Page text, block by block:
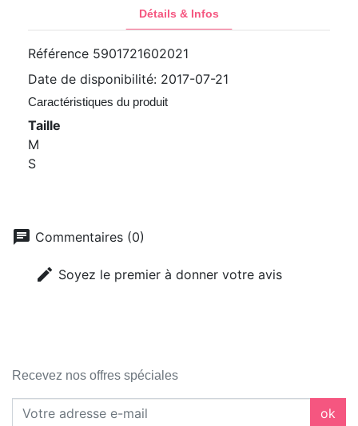
Détails & Infos
Référence 5901721602021
Date de disponibilité: 2017-07-21
Caractéristiques du produit
Taille
M
S
chat Commentaires (0)
edit Soyez le premier à donner votre avis
Recevez nos offres spéciales
ok